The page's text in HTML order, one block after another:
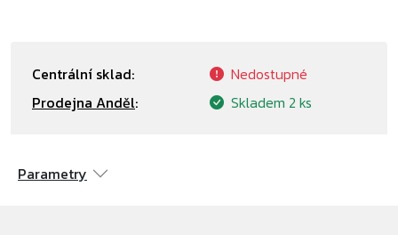
Centrální sklad:
Nedostupné
Prodejna Anděl: Skladem 2 ks
Parametry